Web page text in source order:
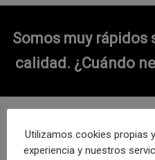
Somos muy rápidos
calidad. ¿Cuándo
Síguenos
Utilizamos cookies propias
experiencia y nuestros